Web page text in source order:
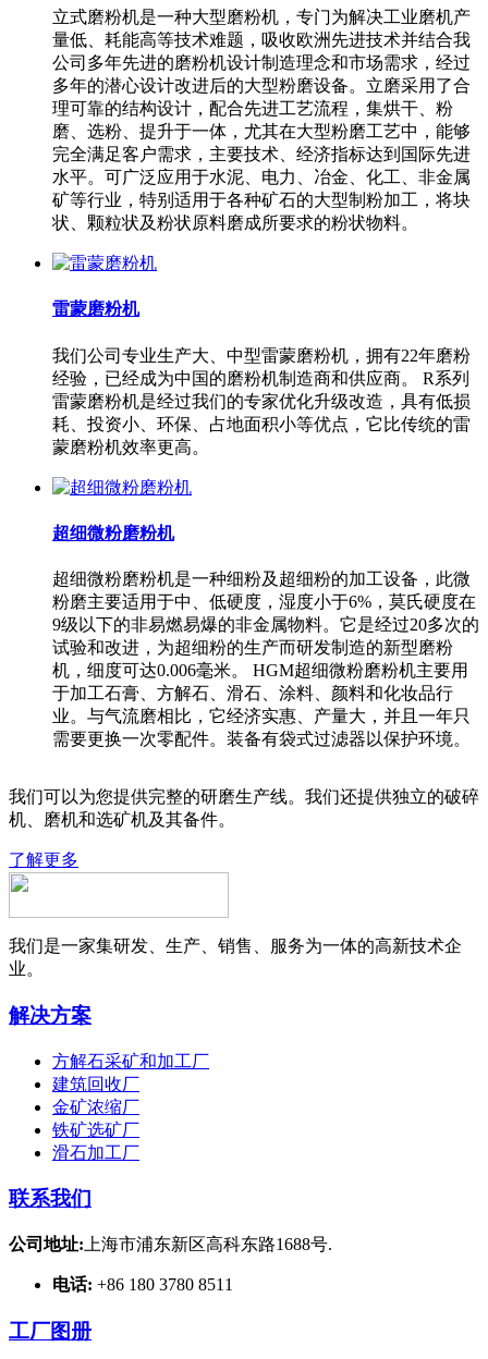
立式磨粉机是一种大型磨粉机，专门为解决工业磨机产
量低、耗能高等技术难题，吸收欧洲先进技术并结合我
公司多年先进的磨粉机设计制造理念和市场需求，经过
多年的潜心设计改进后的大型粉磨设备。立磨采用了合
理可靠的结构设计，配合先进工艺流程，集烘干、粉
磨、选粉、提升于一体，尤其在大型粉磨工艺中，能够
完全满足客户需求，主要技术、经济指标达到国际先进
水平。可广泛应用于水泥、电力、冶金、化工、非金属
矿等行业，特别适用于各种矿石的大型制粉加工，将块
状、颗粒状及粉状原料磨成所要求的粉状物料。
雷蒙磨粉机
我们公司专业生产大、中型雷蒙磨粉机，拥有22年磨粉
经验，已经成为中国的磨粉机制造商和供应商。 R系列
雷蒙磨粉机是经过我们的专家优化升级改造，具有低损
耗、投资小、环保、占地面积小等优点，它比传统的雷
蒙磨粉机效率更高。
超细微粉磨粉机
超细微粉磨粉机是一种细粉及超细粉的加工设备，此微
粉磨主要适用于中、低硬度，湿度小于6%，莫氏硬度在
9级以下的非易燃易爆的非金属物料。它是经过20多次的
试验和改进，为超细粉的生产而研发制造的新型磨粉
机，细度可达0.006毫米。 HGM超细微粉磨粉机主要用
于加工石膏、方解石、滑石、涂料、颜料和化妆品行
业。与气流磨相比，它经济实惠、产量大，并且一年只
需要更换一次零配件。装备有袋式过滤器以保护环境。
我们可以为您提供完整的研磨生产线。我们还提供独立的破碎
机、磨机和选矿机及其备件。
了解更多
我们是一家集研发、生产、销售、服务为一体的高新技术企
业。
解决方案
方解石采矿和加工厂
建筑回收厂
金矿浓缩厂
铁矿选矿厂
滑石加工厂
联系我们
公司地址: 上海市浦东新区高科东路1688号.
电话: +86 180 3780 8511
工厂图册